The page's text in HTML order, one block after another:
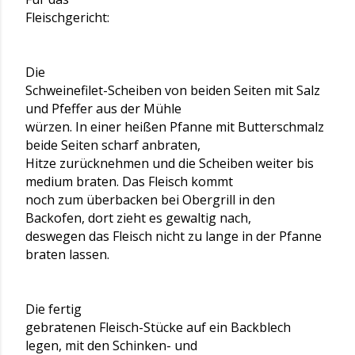
Fleischgericht:
Die
Schweinefilet-Scheiben von beiden Seiten mit Salz
und Pfeffer aus der Mühle
würzen. In einer heißen Pfanne mit Butterschmalz
beide Seiten scharf anbraten,
Hitze zurücknehmen und die Scheiben weiter bis
medium braten. Das Fleisch kommt
noch zum überbacken bei Obergrill in den
Backofen, dort zieht es gewaltig nach,
deswegen das Fleisch nicht zu lange in der Pfanne
braten lassen.
Die fertig
gebratenen Fleisch-Stücke auf ein Backblech
legen, mit den Schinken- und